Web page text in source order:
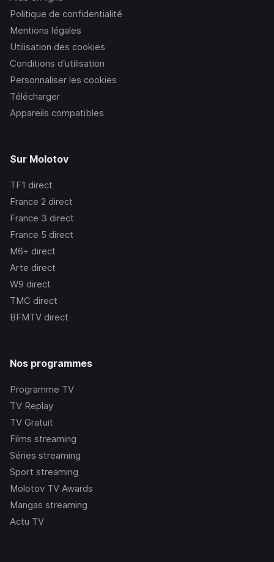
Politique de confidentialité
Mentions légales
Utilisation des cookies
Conditions d’utilisation
Personnaliser les cookies
Télécharger
Appareils compatibles
Sur Molotov
TF1 direct
France 2 direct
France 3 direct
France 5 direct
M6+ direct
Arte direct
W9 direct
TMC direct
BFMTV direct
Nos programmes
Programme TV
TV Replay
TV Gratuit
Films streaming
Séries streaming
Sport streaming
Molotov TV Awards
Mangas streaming
Actu TV